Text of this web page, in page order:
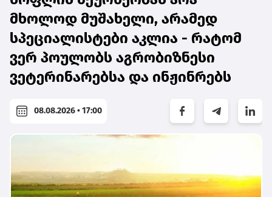
მხოლოდ მუშახელი, არამედ
სპეციალისტები აკლია - რატომ
ვერ პოულობს აგრობიზნესი
ვეტერინარებსა და ინჟინრებს
08.08.2026 • 17:00